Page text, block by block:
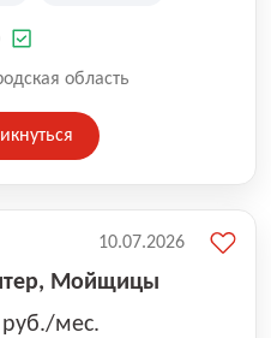
область
Мойщицы
руб./мес.
10.07.2026